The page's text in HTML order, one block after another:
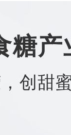
糖
创甜